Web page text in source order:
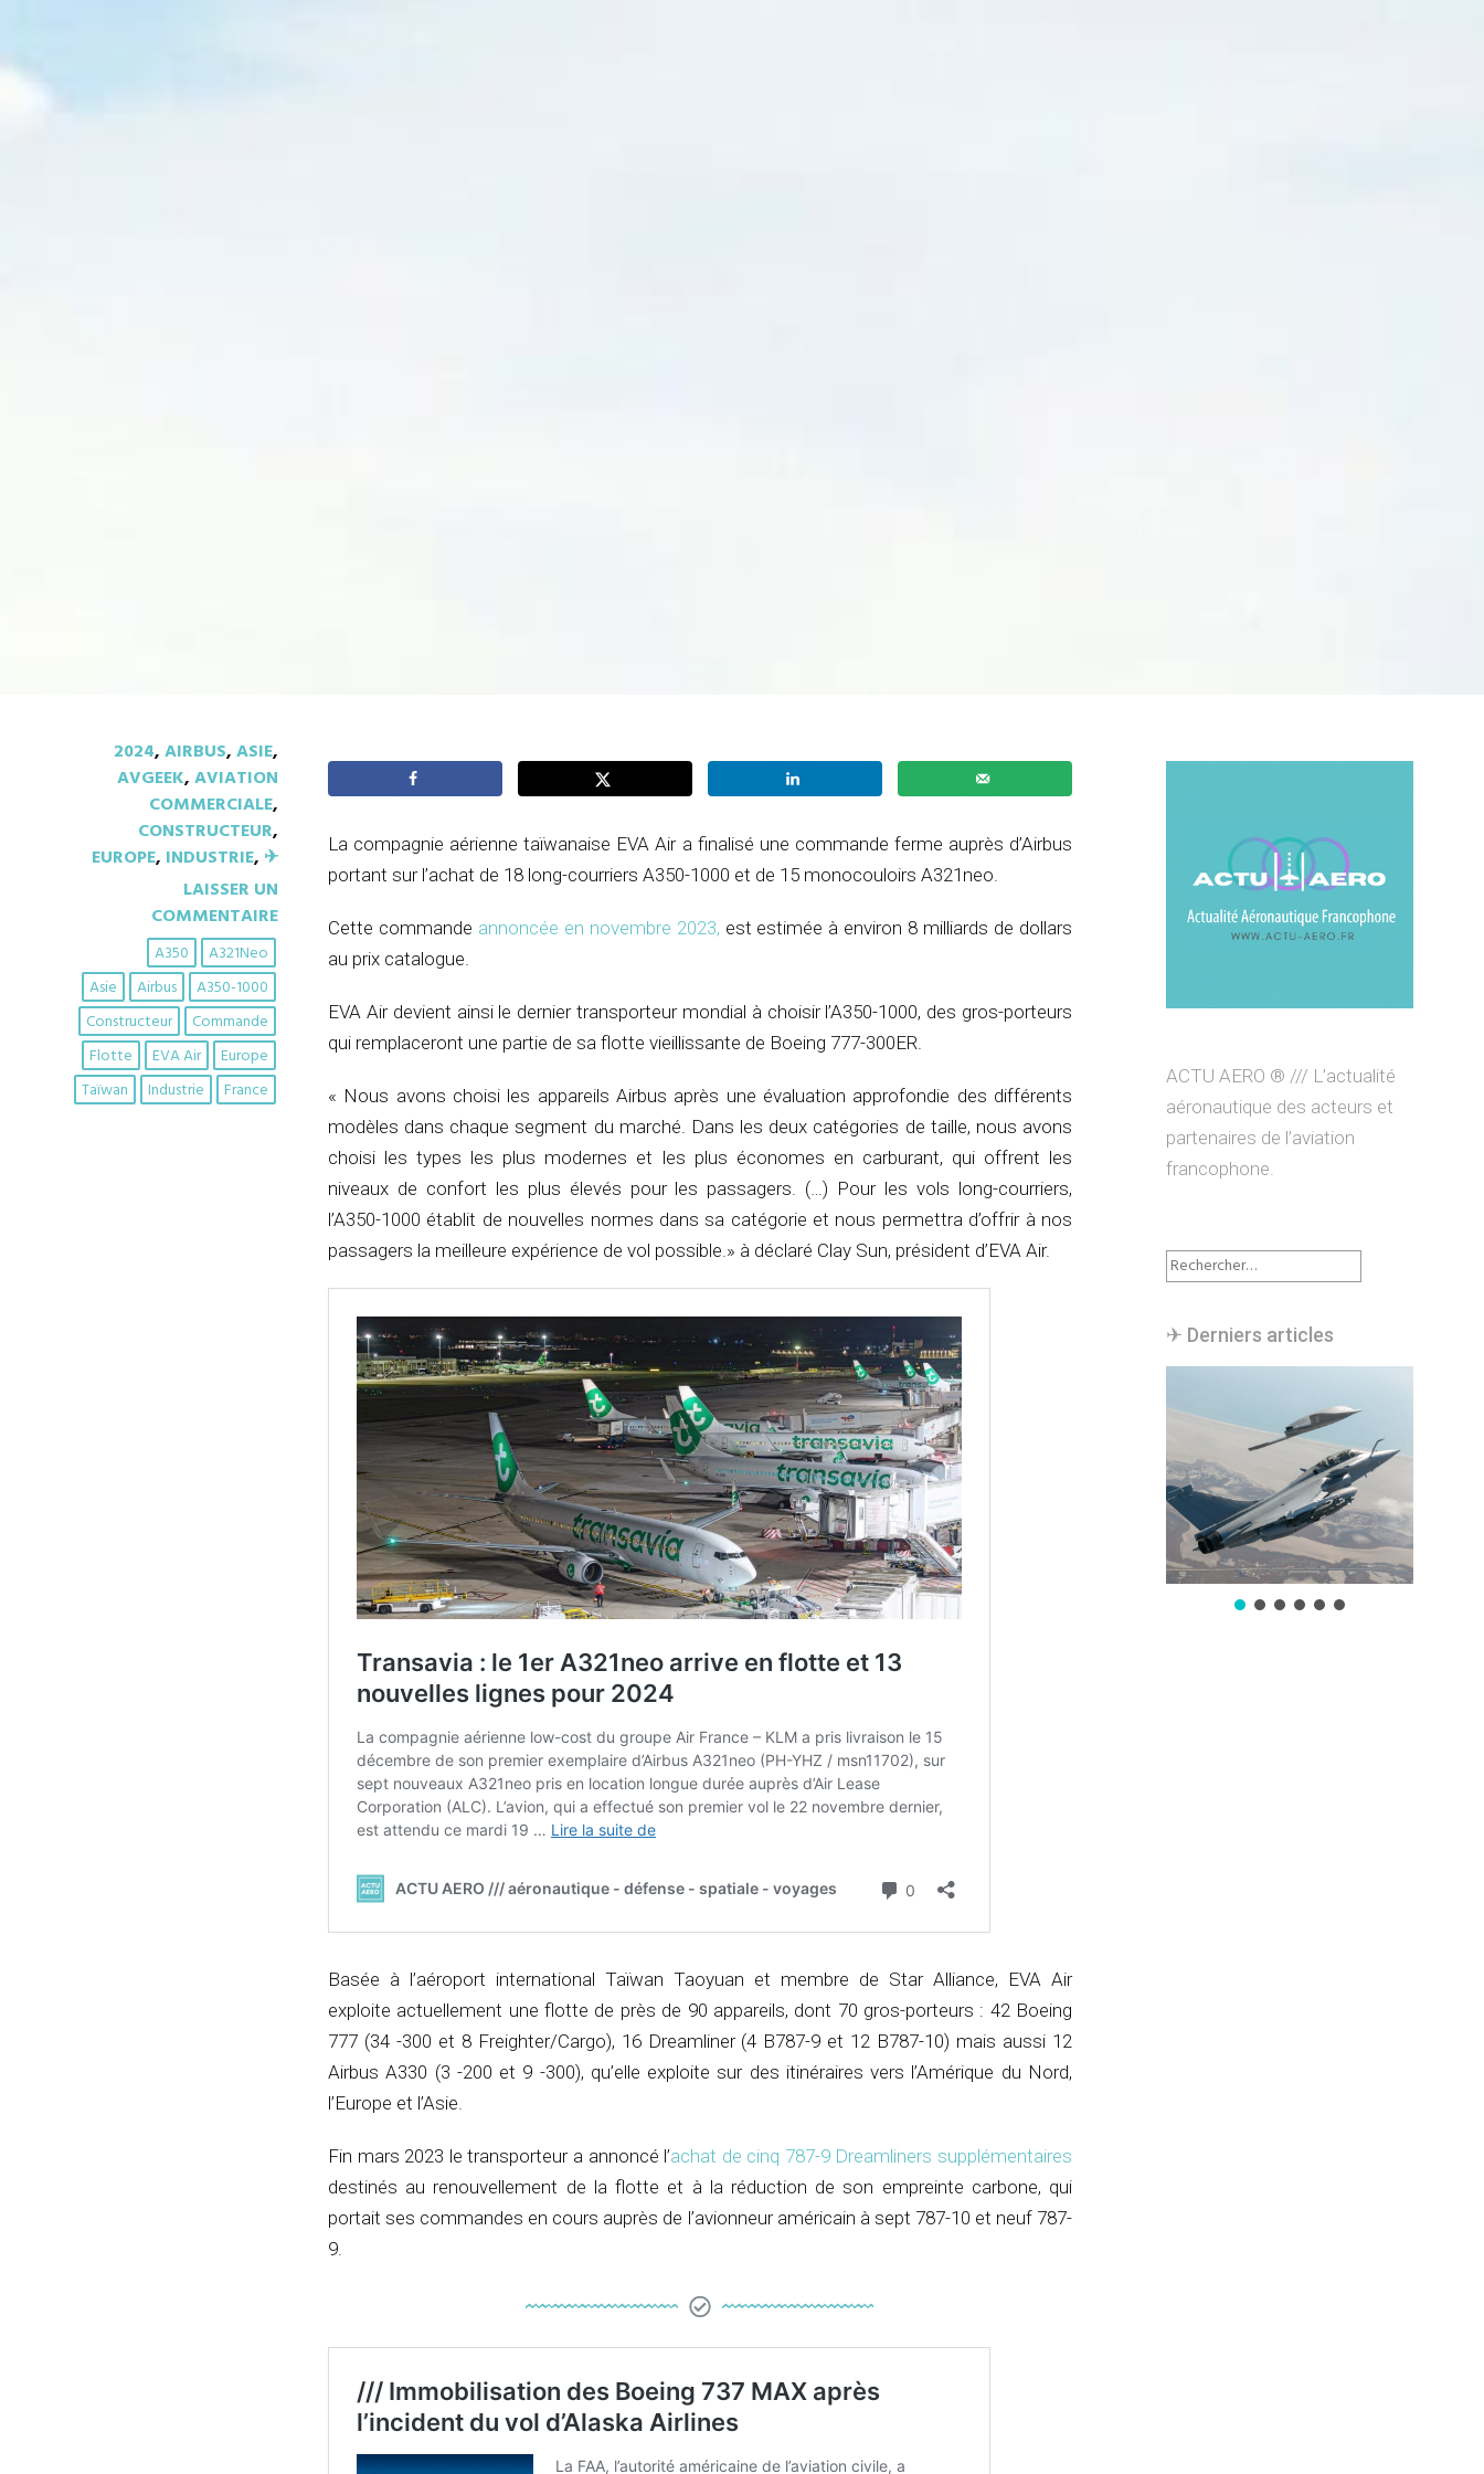
9 janvier 2024
2024,AIRBUS,ASIE,
AVGEEK,AVIATION
COMMERCIALE,
CONSTRUCTEUR,
EUROPE, INDUSTRIE, ✈︎
LAISSER UN
COMMENTAIRE
A321Neo
A350
A350-1000
Airbus
Asie
Commande
Constructeur
Europe
EVA Air
Flotte
France
Industrie
Taïwan
La compagnie aérienne taïwanaise EVA Air a finalisé une commande ferme auprès d’Airbus
portant sur l’achat de 18 long-courriers A350-1000 et de 15 monocouloirs A321neo.
Cette commande annoncée en novembre 2023, est estimée à environ 8 milliards de dollars
au prix catalogue.
EVA Air devient ainsi le dernier transporteur mondial à choisir l’A350-1000, des gros-porteurs
qui remplaceront une partie de sa flotte vieillissante de Boeing 777-300ER.
« Nous avons choisi les appareils Airbus après une évaluation approfondie des différents
modèles dans chaque segment du marché. Dans les deux catégories de taille, nous avons
choisi les types les plus modernes et les plus économes en carburant, qui offrent les
niveaux de confort les plus élevés pour les passagers. (…) Pour les vols long-courriers,
l’A350-1000 établit de nouvelles normes dans sa catégorie et nous permettra d’offrir à nos
passagers la meilleure expérience de vol possible.» à déclaré Clay Sun, président d’EVA Air.
Basée à l’aéroport international Taïwan Taoyuan et membre de Star Alliance, EVA Air
exploite actuellement une flotte de près de 90 appareils, dont 70 gros-porteurs : 42 Boeing
777 (34 -300 et 8 Freighter/Cargo), 16 Dreamliner (4 B787-9 et 12 B787-10) mais aussi 12
Airbus A330 (3 -200 et 9 -300), qu’elle exploite sur des itinéraires vers l’Amérique du Nord,
l’Europe et l’Asie.
Fin mars 2023 le transporteur a annoncé l’achat de cinq 787-9 Dreamliners supplémentaires
destinés au renouvellement de la flotte et à la réduction de son empreinte carbone, qui
portait ses commandes en cours auprès de l’avionneur américain à sept 787-10 et neuf 787-
9.
ACTU AERO ® /// L’actualité
aéronautique des acteurs et
partenaires de l’aviation
francophone.
Rechercher :
✈︎ Derniers articles